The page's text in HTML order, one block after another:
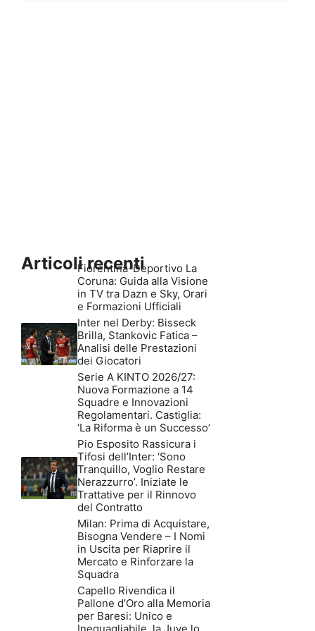
Articoli recenti
Fiorentina-Deportivo La
Coruna: Guida alla Visione
in TV tra Dazn e Sky, Orari
e Formazioni Ufficiali
Inter nel Derby: Bisseck
Brilla, Stankovic Fatica –
Analisi delle Prestazioni
dei Giocatori
Serie A KINTO 2026/27:
Nuova Formazione a 14
Squadre e Innovazioni
Regolamentari. Castiglia:
‘La Riforma è un Successo’
Pio Esposito Rassicura i
Tifosi dell’Inter: ‘Sono
Tranquillo, Voglio Restare
Nerazzurro’. Iniziate le
Trattative per il Rinnovo
del Contratto
Milan: Prima di Acquistare,
Bisogna Vendere – I Nomi
in Uscita per Riaprire il
Mercato e Rinforzare la
Squadra
Capello Rivendica il
Pallone d’Oro alla Memoria
per Baresi: Unico e